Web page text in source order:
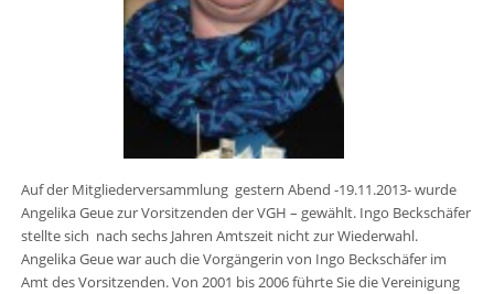
Auf der Mitgliederversammlung gestern Abend -19.11.2013- wurde
Angelika Geue zur Vorsitzenden der VGH – gewählt. Ingo Beckschäfer
stellte sich nach sechs Jahren Amtszeit nicht zur Wiederwahl.
Angelika Geue war auch die Vorgängerin von Ingo Beckschäfer im
Amt des Vorsitzenden. Von 2001 bis 2006 führte Sie die Vereinigung